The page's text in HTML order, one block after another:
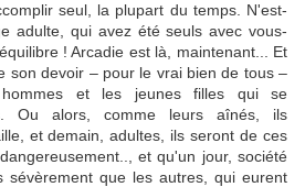
seul, la plupart du temps. N'est-
adulte, qui avez été seuls avec vous-
! Arcadie est là, maintenant... Et
son devoir – pour le vrai bien de tous –
et les jeunes filles qui se
Ou alors, comme leurs aînés, ils
et demain, adultes, ils seront de ces
et qu'un jour, société
sévèrement que les autres, qui eurent